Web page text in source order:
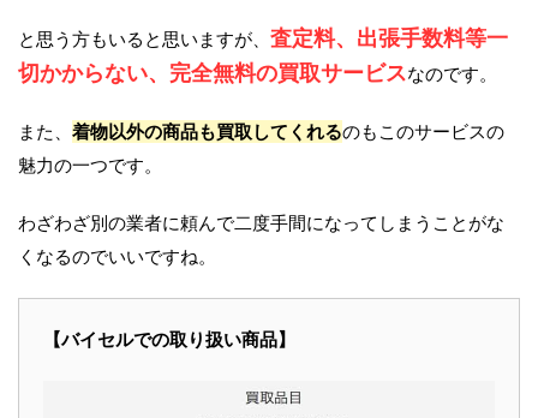
と思う方もいると思いますが、 査定料、出張手数料等一
切かからない、完全無料の買取サービスなのです。
また、 着物以外の商品も買取してくれるのもこのサービスの
魅力の一つです。
わざわざ別の業者に頼んで二度手間になってしまうことがな
くなるのでいいですね。
【バイセルでの取り扱い商品】